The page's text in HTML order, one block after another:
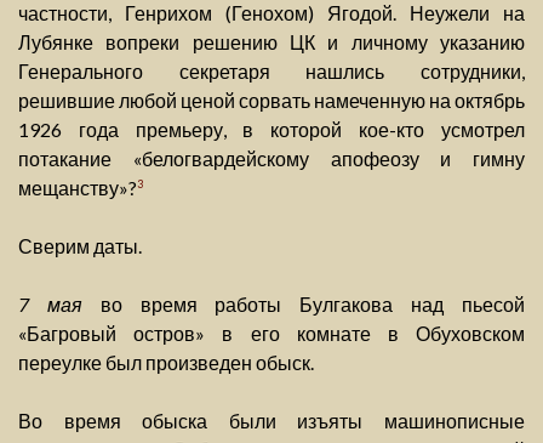
частности, Генрихом (Генохом) Ягодой. Неужели на
Лубянке вопреки решению ЦК и личному указанию
Генерального секретаря нашлись сотрудники,
решившие любой ценой сорвать намеченную на октябрь
1926 года премьеру, в которой кое-кто усмотрел
потакание «белогвардейскому апофеозу и гимну
мещанству»?3
Сверим даты.
7 маяво время работы Булгакова над пьесой
«Багровый остров» в его комнате в Обуховском
переулке был произведен обыск.
Во время обыска были изъяты машинописные